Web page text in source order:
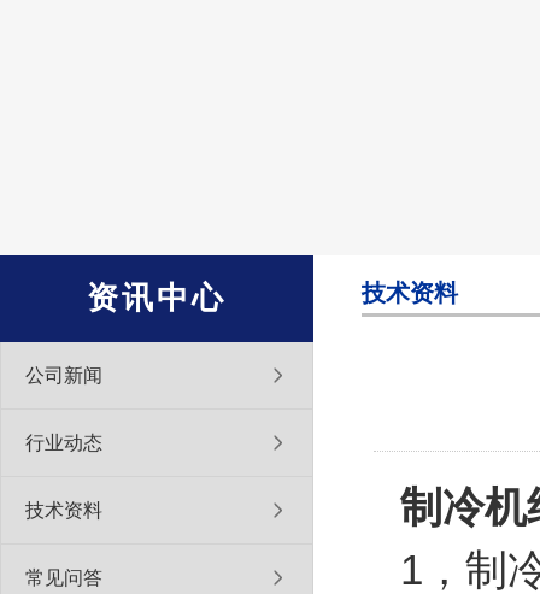
资讯中心
公司新闻
行业动态
技术资料
常见问答
技术资料
制冷机
1，制